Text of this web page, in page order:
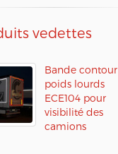
vedettes
Bande contour
poids lourds
ECE104 pour
visibilité des
camions